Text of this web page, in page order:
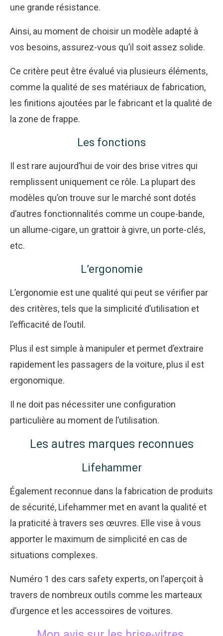
une grande résistance.
Ainsi, au moment de choisir un modèle adapté à
vos besoins, assurez-vous qu’il soit assez solide.
Ce critère peut être évalué via plusieurs éléments,
comme la qualité de ses matériaux de fabrication,
les finitions ajoutées par le fabricant et la qualité de
la zone de frappe.
Les fonctions
Il est rare aujourd’hui de voir des brise vitres qui
remplissent uniquement ce rôle. La plupart des
modèles qu’on trouve sur le marché sont dotés
d’autres fonctionnalités comme un coupe-bande,
un allume-cigare, un grattoir à givre, un porte-clés,
etc.
L’ergonomie
L’ergonomie est une qualité qui peut se vérifier par
des critères, tels que la simplicité d’utilisation et
l’efficacité de l’outil.
Plus il est simple à manipuler et permet d’extraire
rapidement les passagers de la voiture, plus il est
ergonomique.
Il ne doit pas nécessiter une configuration
particulière au moment de l’utilisation.
Les autres marques reconnues
Lifehammer
Également reconnue dans la fabrication de produits
de sécurité, Lifehammer met en avant la qualité et
la praticité à travers ses œuvres. Elle vise à vous
apporter le maximum de simplicité en cas de
situations complexes.
Numéro 1 des cars safety experts, on l’aperçoit à
travers de nombreux outils comme les marteaux
d’urgence et les accessoires de voitures.